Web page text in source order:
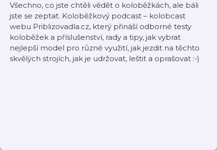
Všechno, co jste chtěli vědět o koloběžkách, ale báli
jste se zeptat. Koloběžkový podcast – kolobcast
webu Priblizovadla.cz, který přináší odborné testy
koloběžek a příslušenství, rady a tipy, jak vybrat
nejlepší model pro různé využití, jak jezdit na těchto
skvělých strojích, jak je udržovat, leštit a oprašovat :-)